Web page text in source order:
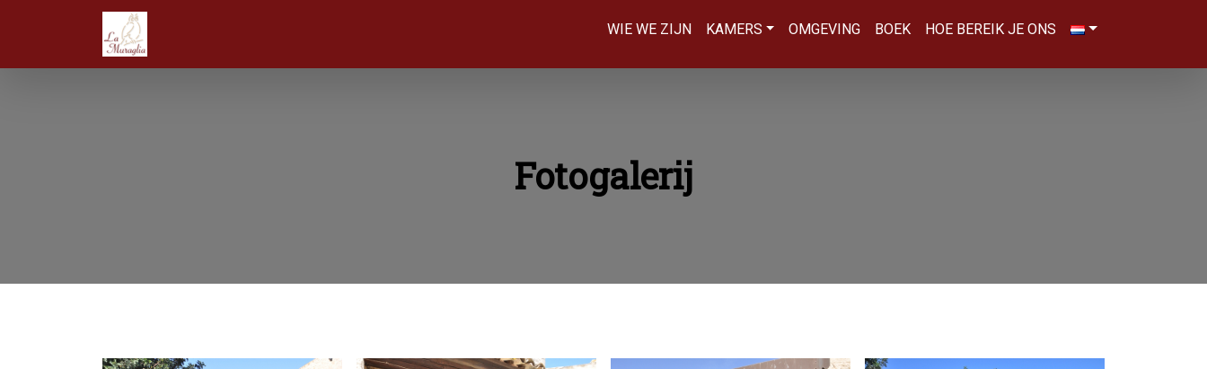
WIE WE ZIJN KAMERS OMGEVING BOEK HOE BEREIK JE ONS
Fotogalerij